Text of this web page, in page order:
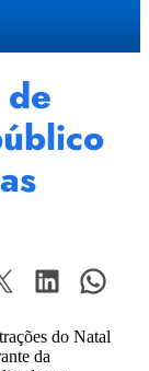
do Natal
da